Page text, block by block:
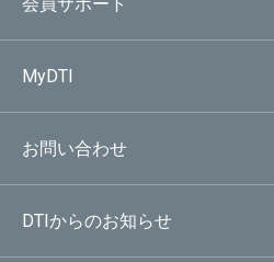
MyDTI
お問い合わせ
DTIからのお知らせ